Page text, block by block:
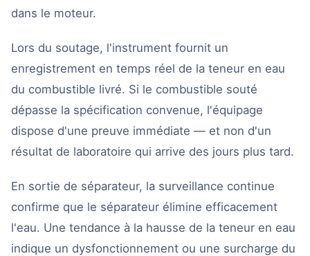
dans le moteur.
Lors du soutage, l'instrument fournit un
enregistrement en temps réel de la teneur en eau
du combustible livré. Si le combustible souté
dépasse la spécification convenue, l'équipage
dispose d'une preuve immédiate — et non d'un
résultat de laboratoire qui arrive des jours plus tard.
En sortie de séparateur, la surveillance continue
confirme que le séparateur élimine efficacement
l'eau. Une tendance à la hausse de la teneur en eau
indique un dysfonctionnement ou une surcharge du